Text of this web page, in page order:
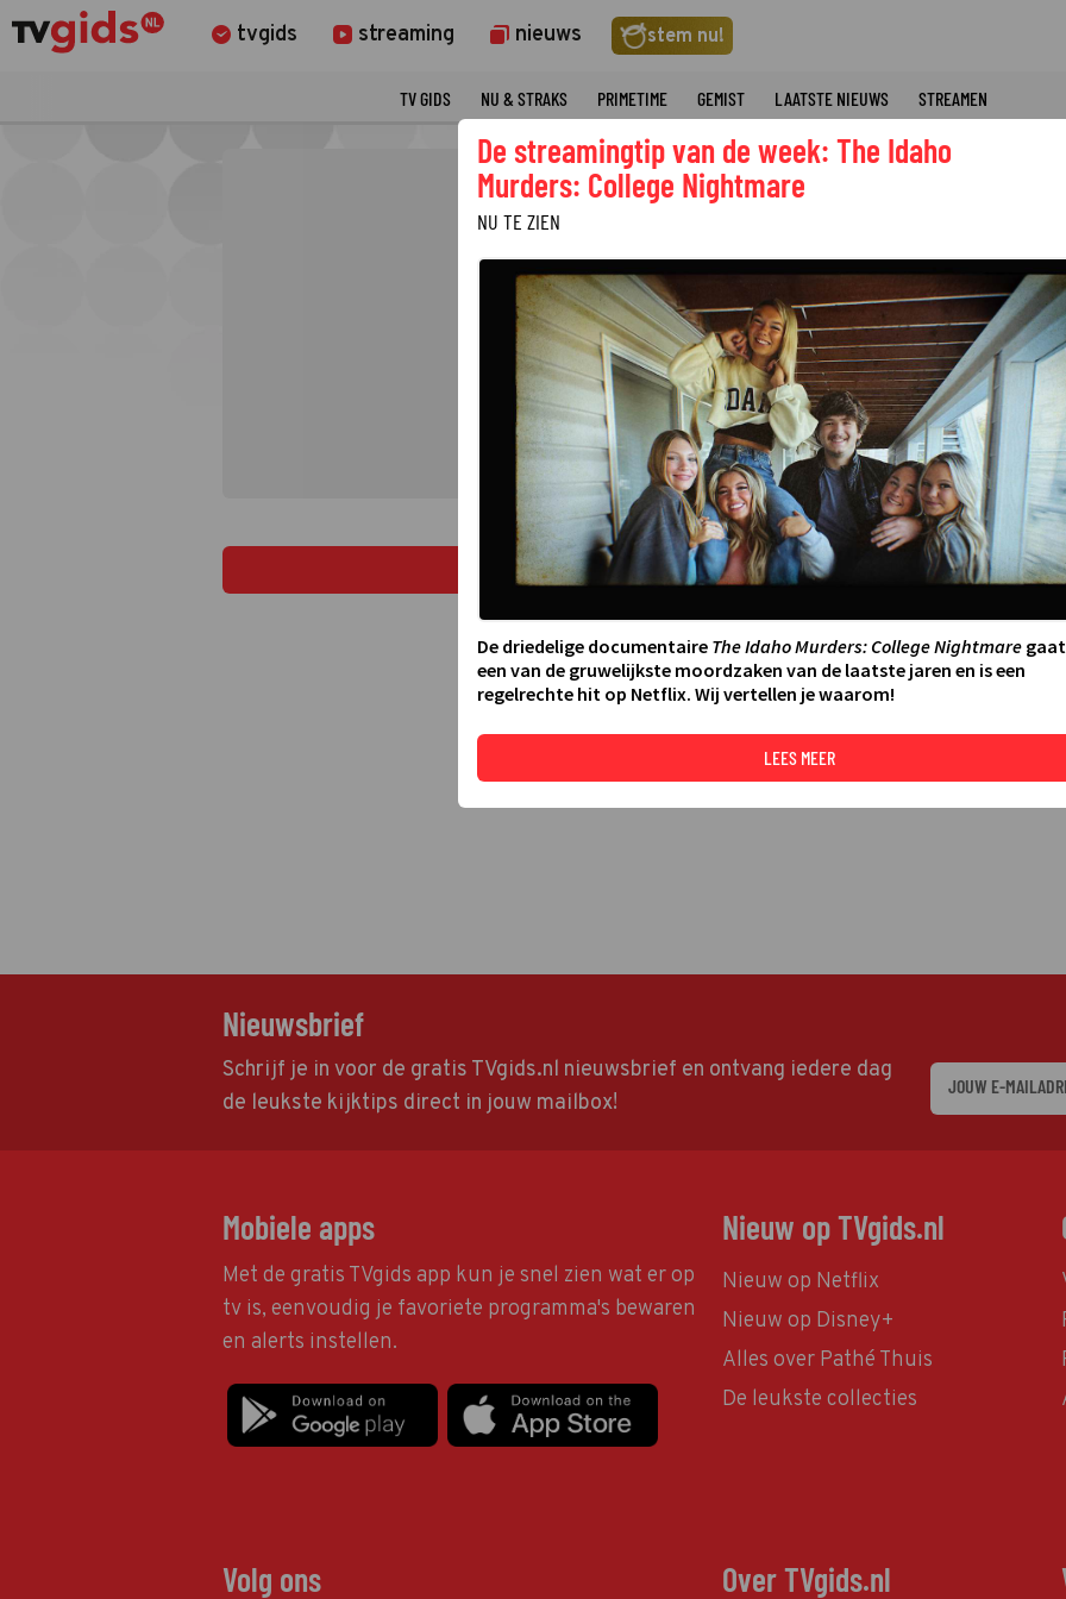
tvgids streaming nieuws stem nu!
TV GIDS NU & STRAKS PRIMETIME GEMIST LAATSTE NIEUWS STREAMEN
LEES MEER
Nieuwsbrief
Schrijf je in voor de gratis TVgids.nl nieuwsbrief en ontvang iedere dag
de leukste kijktips direct in jouw mailbox!
Mobiele apps
Met de gratis TVgids app kun je snel zien wat er op
tv is, eenvoudig je favoriete programma's bewaren
en alerts instellen.
Nieuw op TVgids.nl
Nieuw op Netflix
Nieuw op Disney+
Alles over Pathé Thuis
De leukste collecties
Volg ons Over TVgids.nl
De streamingtip van de week: The Idaho
Murders: College Nightmare
NU TE ZIEN
De driedelige documentaire The Idaho Murders: College Nightmaregaat
een van de gruwelijkste moordzaken van de laatste jaren en is een
regelrechte hit op Netflix. Wij vertellen je waarom!
LEES MEER